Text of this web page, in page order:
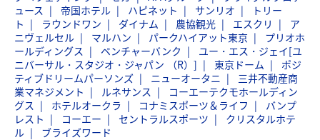
ュース
帝国ホテル ハピネット サンリオ
トリー
ト
ラウンドワン ダイナム 農協観光 エスクリ
ア
ニヴェルセル
マルハン パークハイアット東京
プリオホ
ールディングス
ベンチャーバンク
ユー・エス・ジェイ[ユ
ニバーサル・スタジオ・ジャパン （R）]
東京ドーム
ポジ
ティブドリームパーソンズ
ニューオータニ
三井不動産商
業マネジメント
ルネサンス
コーエーテクモホールディン
グス
ホテルオークラ コナミスポーツ＆ライフ
バンプ
レスト
コーエー セントラルスポーツ
クリスタルホテ
ル
ブライズワード